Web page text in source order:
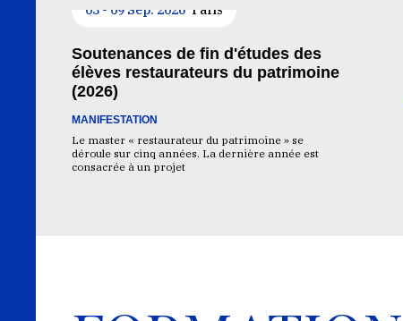
03 - 09 Sep. 2026 Paris
Soutenances de fin d'études des
élèves restaurateurs du patrimoine
(2026)
MANIFESTATION
Le master « restaurateur du patrimoine » se
déroule sur cinq années. La dernière année est
consacrée à un projet